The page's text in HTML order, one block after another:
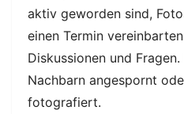
aktiv geworden sind,
einen Termin
Diskussionen und
Nachbarn angespornt
fotografiert.